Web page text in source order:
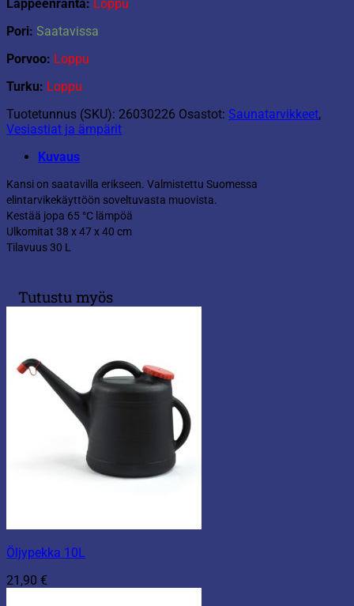
Lappeenranta: Loppu
Pori: Saatavissa
Porvoo: Loppu
Turku: Loppu
Tuotetunnus (SKU): 26030226 Osastot: Saunatarvikkeet,
Vesiastiat ja ämpärit
Kuvaus
Kansi on saatavilla erikseen. Valmistettu Suomessa
elintarvikekäyttöön soveltuvasta muovista.
Kestää jopa 65 °C lämpöä
Ulkomitat 38 x 47 x 40 cm
Tilavuus 30 L
Tutustu myös
Öljypekka 10L
21,90 €